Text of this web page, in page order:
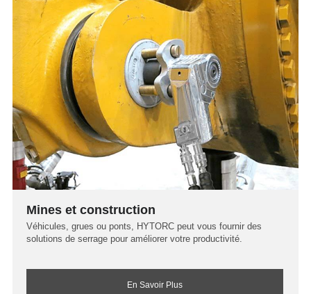
Mines et construction
Véhicules, grues ou ponts, HYTORC peut vous fournir des
solutions de serrage pour améliorer votre productivité.
En Savoir Plus